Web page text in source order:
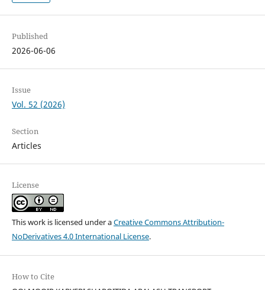
Published
2026-06-06
Issue
Vol. 52 (2026)
Section
Articles
License
This work is licensed under aCreative Commons Attribution-
NoDerivatives 4.0 International License.
How to Cite